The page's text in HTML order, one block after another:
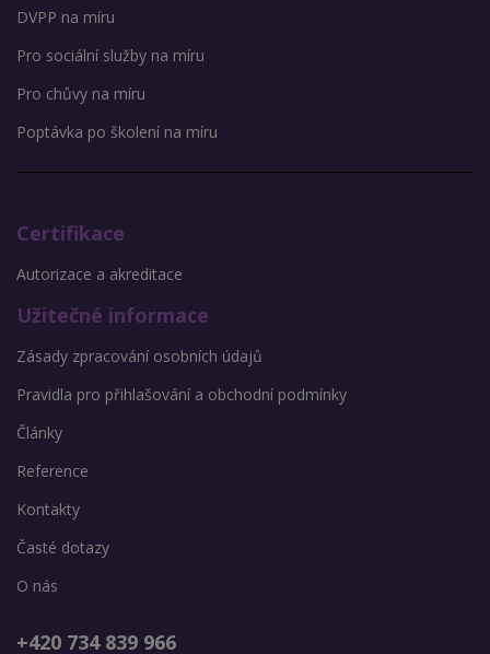
DVPP na míru
Pro sociální služby na míru
Pro chůvy na míru
Poptávka po školení na míru
Certifikace
Autorizace a akreditace
Užitečné informace
Zásady zpracování osobních údajů
Pravidla pro přihlašování a obchodní podmínky
Články
Reference
Kontakty
Časté dotazy
O nás
+420 734 839 966